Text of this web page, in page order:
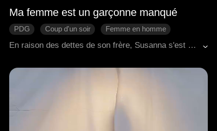
Ma femme est un garçonne manqué
PDG Coup d'un soir
Femme en homme
L'amour naît avec le temps
En raison des dettes de son frère, Susanna s'est déguisée en homme. Elle s'est rendue chez le débiteur, espérant gagner du temps, mais est entrée sans le savoir dans la chambre de Darin. Une nuit d'intimité accidentelle s'est déroulée entre eux. Se méprenant sur le sexe de Susanna, Darin a commencé à s'interroger sur sa propre orientation sexuelle.